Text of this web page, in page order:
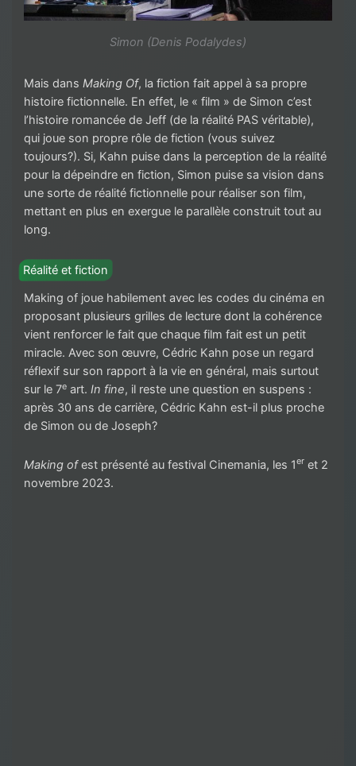
Simon (Denis Podalydes)
Mais dans Making Of, la fiction fait appel à sa propre
histoire fictionnelle. En effet, le « film » de Simon c’est
l’histoire romancée de Jeff (de la réalité PAS véritable),
qui joue son propre rôle de fiction (vous suivez
toujours?). Si, Kahn puise dans la perception de la réalité
pour la dépeindre en fiction, Simon puise sa vision dans
une sorte de réalité fictionnelle pour réaliser son film,
mettant en plus en exergue le parallèle construit tout au
long.
Réalité et fiction
Making of joue habilement avec les codes du cinéma en
proposant plusieurs grilles de lecture dont la cohérence
vient renforcer le fait que chaque film fait est un petit
miracle. Avec son œuvre, Cédric Kahn pose un regard
réflexif sur son rapport à la vie en général, mais surtout
sur le 7e art. In fine, il reste une question en suspens :
après 30 ans de carrière, Cédric Kahn est-il plus proche
de Simon ou de Joseph?
Making ofest présenté au festival Cinemania, les 1er et 2
novembre 2023.